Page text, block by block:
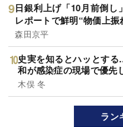
日銀利上げ「10月前倒
レポートで鮮明“物価上
森田京平
史実を知るとハッとす
和が感染症の現場で優先
木俣 冬
ラン